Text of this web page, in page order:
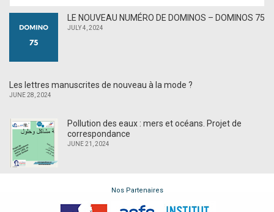
LE NOUVEAU NUMÉRO DE DOMINOS – DOMINOS 75
JULY 4, 2024
Les lettres manuscrites de nouveau à la mode ?
JUNE 28, 2024
Pollution des eaux : mers et océans. Projet de
correspondance
JUNE 21, 2024
Nos Partenaires